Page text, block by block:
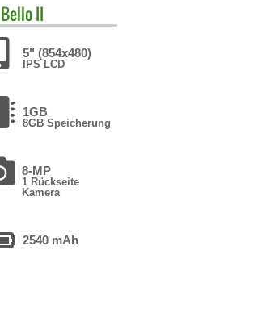
Bello II
5" (854x480)
IPS LCD
1GB
8GB Speicherung
8-MP
1 Rückseite
Kamera
2540 mAh